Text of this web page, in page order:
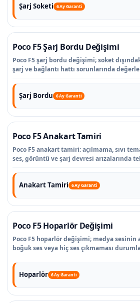
Şarj Soketi 6 Ay Garanti
Poco F5 Şarj Bordu Değişimi
Poco F5 şarj bordu değişimi; soket
şarj ve bağlantı hattı sorunlarında
Şarj Bordu 6 Ay Garanti
Poco F5 Anakart Tamiri
Poco F5 anakart tamiri; açılmama, sıvı
ses, görüntü ve şarj devresi arızalarında
Anakart Tamiri 6 Ay Garanti
Poco F5 Hoparlör Değişimi
Poco F5 hoparlör değişimi; medya sesinin
boğuk ses veya hiç ses çıkmaması
Hoparlör 6 Ay Garanti